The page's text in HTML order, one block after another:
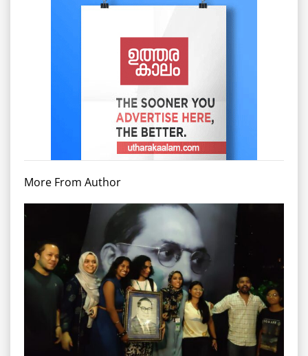
More From Author